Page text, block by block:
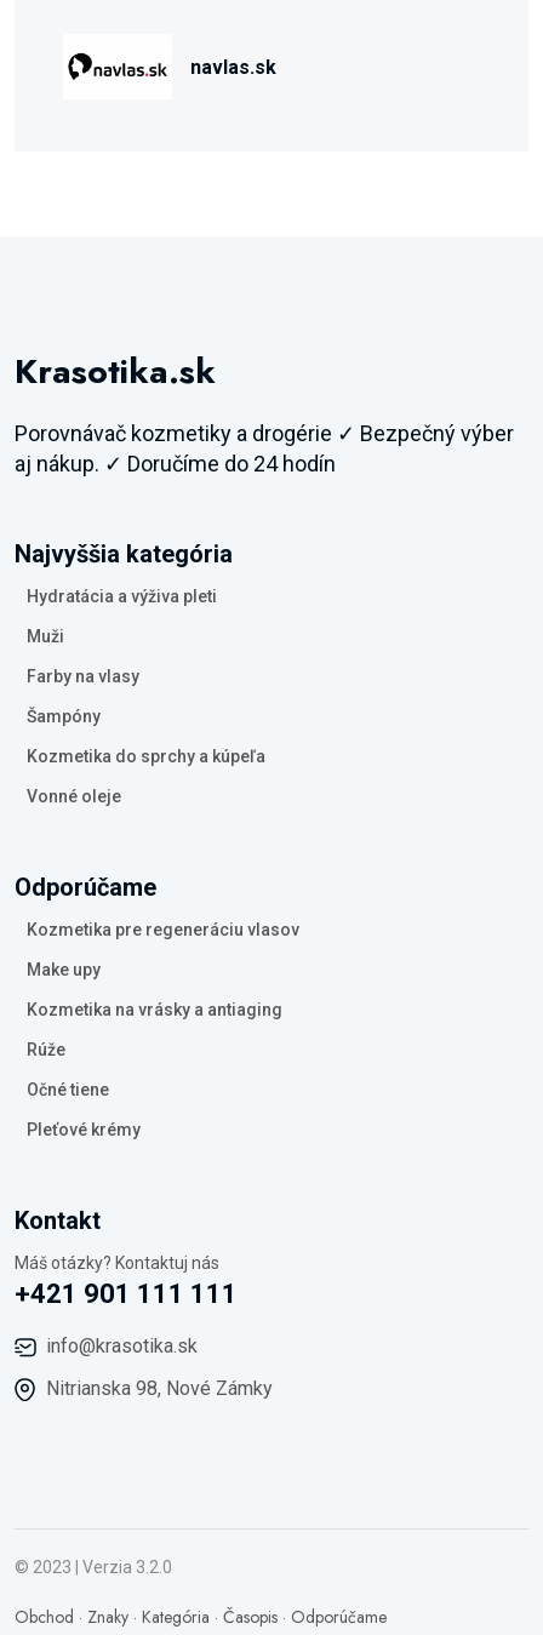
navlas.sk
Krasotika.sk
Porovnávač kozmetiky a drogérie ✓ Bezpečný výber
aj nákup. ✓ Doručíme do 24 hodín
Najvyššia kategória
Hydratácia a výživa pleti
Muži
Farby na vlasy
Šampóny
Kozmetika do sprchy a kúpeľa
Vonné oleje
Odporúčame
Kozmetika pre regeneráciu vlasov
Make upy
Kozmetika na vrásky a antiaging
Rúže
Očné tiene
Pleťové krémy
Kontakt
Máš otázky? Kontaktuj nás
+421 901 111 111
info@krasotika.sk
Nitrianska 98, Nové Zámky
© 2023 | Verzia 3.2.0
Obchod · Znaky · Kategória · Časopis · Odporúčame